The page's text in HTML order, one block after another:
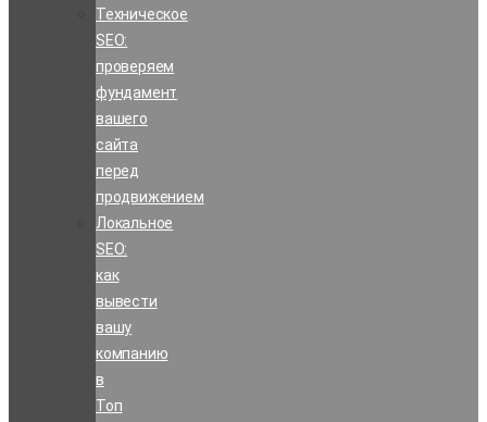
Техническое
SEO:
проверяем
фундамент
вашего
сайта
перед
продвижением
Локальное
SEO:
как
вывести
вашу
компанию
в
Топ